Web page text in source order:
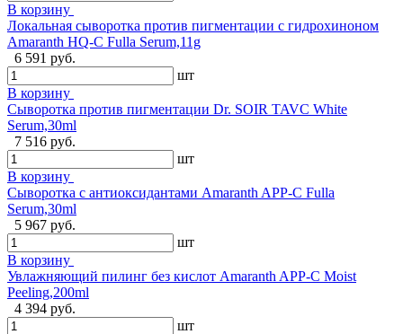
В корзину
Локальная сыворотка против пигментации с гидрохиноном
Amaranth HQ-C Fulla Serum,11g
6 591 руб.
шт
В корзину
Сыворотка против пигментации Dr. SOIR TAVC White
Serum,30ml
7 516 руб.
шт
В корзину
Сыворотка с антиоксидантами Amaranth APP-С Fulla
Serum,30ml
5 967 руб.
шт
В корзину
Увлажняющий пилинг без кислот Amaranth APP-C Moist
Peeling,200ml
4 394 руб.
шт